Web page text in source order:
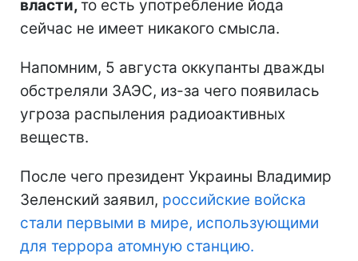
власти,то есть употребление йода
сейчас не имеет никакого смысла.
Напомним, 5 августа оккупанты дважды
обстреляли ЗАЭС, из-за чего появилась
угроза распыления радиоактивных
веществ.
После чего президент Украины Владимир
Зеленский заявил, российские войска
стали первыми в мире, использующими
для террора атомную станцию.